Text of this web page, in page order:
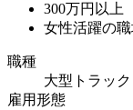
300万円以上
女性活躍の
職種
大型トラッ
雇用形態